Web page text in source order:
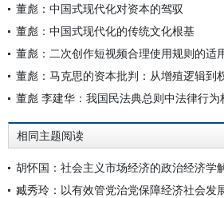
董彪：中国式现代化对资本的驾驭
董彪：中国式现代化的传统文化根基
董彪：二次创作短视频合理使用规则的适
董彪：马克思的资本批判：从增殖逻辑到
董彪 李建华：我国民法典总则中法律行
相同主题阅读
胡怀国：社会主义市场经济的政治经济学
臧秀玲：以有效管党治党保障经济社会发